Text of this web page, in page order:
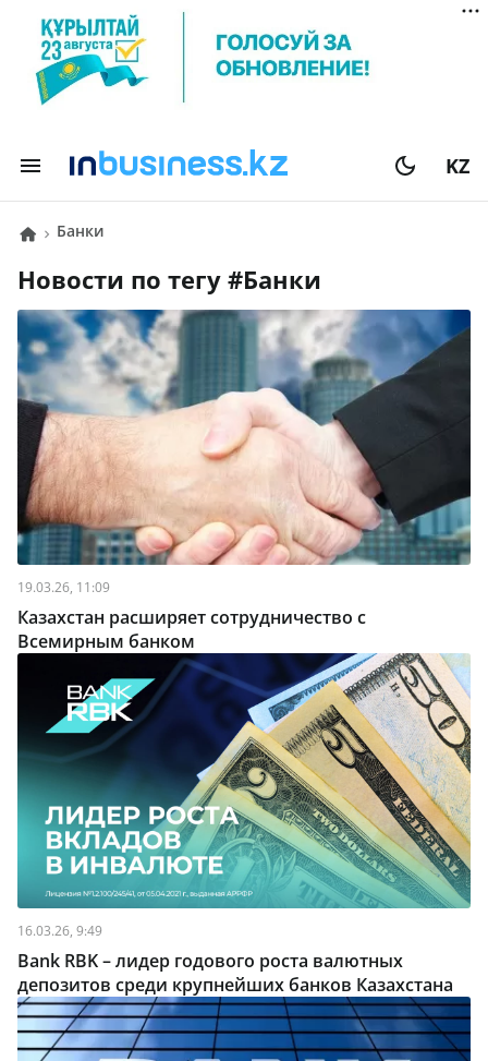
KZ
Банки
Новости по тегу # Банки
19.03.26, 11:09
Казахстан расширяет сотрудничество с
Всемирным банком
16.03.26, 9:49
Bank RBK – лидер годового роста валютных
депозитов среди крупнейших банков Казахстана